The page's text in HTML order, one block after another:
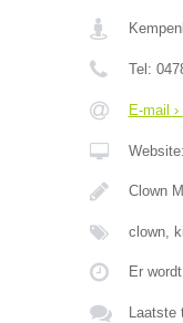
Tel:
E-mail
Website:
Clown
clown,
Er
Laatste